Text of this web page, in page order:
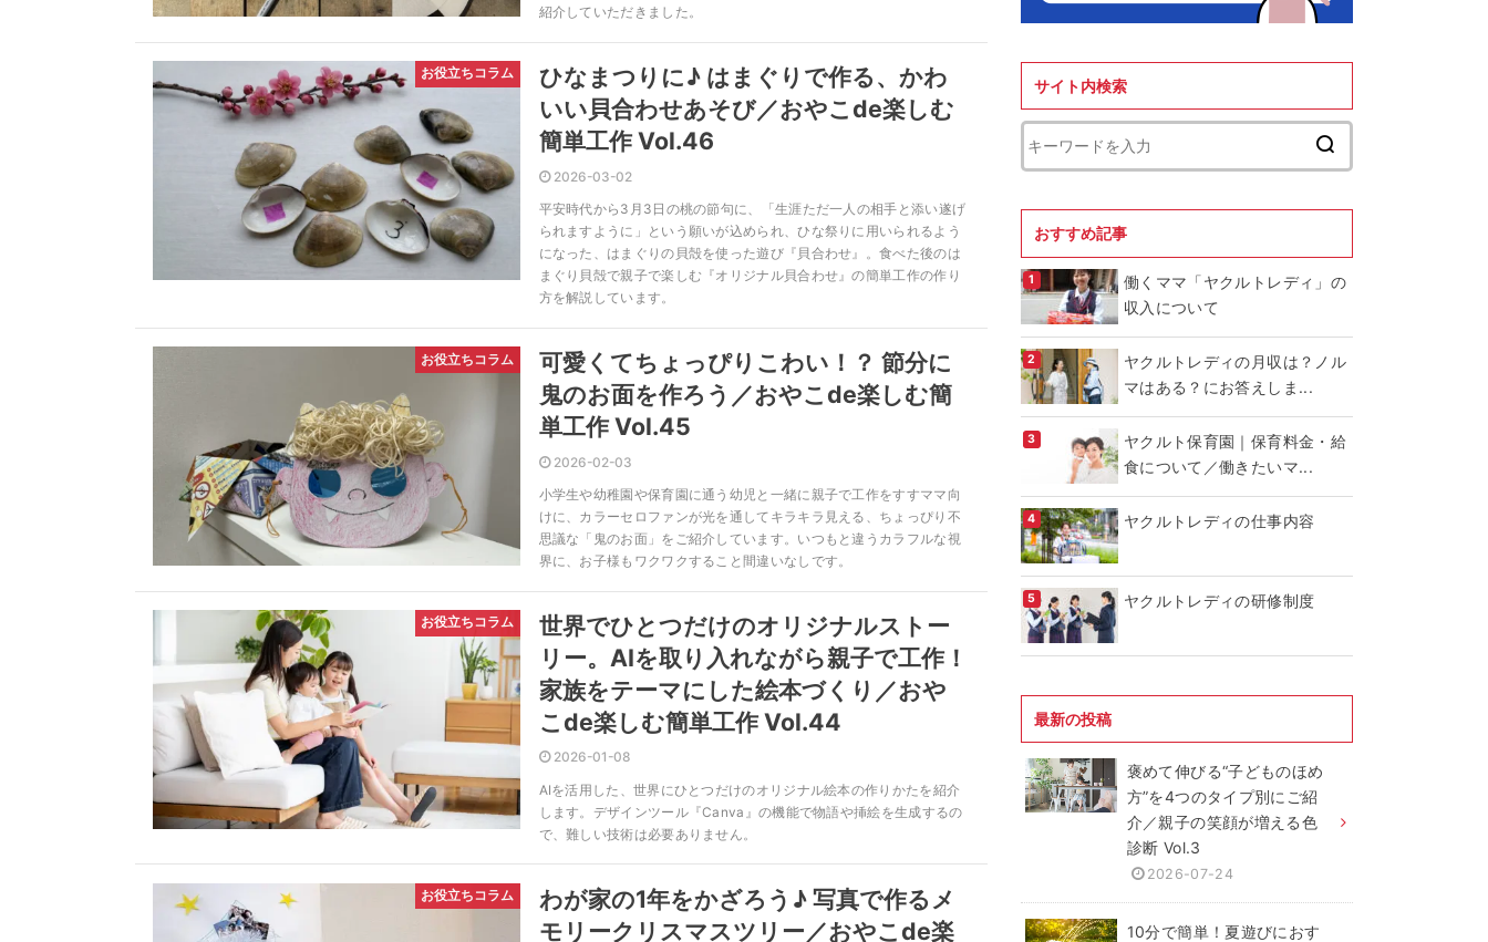
紹介していただきました。
お役立ちコラム
ひなまつりに♪ はまぐりで作る、かわ
いい貝合わせあそび／おやこde楽しむ
簡単工作 Vol.46
2026-03-02
平安時代から3月3日の桃の節句に、「生涯ただ一人の相手と添い遂げ
られますように」という願いが込められ、ひな祭りに用いられるよう
になった、はまぐりの貝殻を使った遊び『貝合わせ』。食べた後のは
まぐり貝殻で親子で楽しむ『オリジナル貝合わせ』の簡単工作の作り
方を解説しています。
お役立ちコラム
可愛くてちょっぴりこわい！？ 節分に
鬼のお面を作ろう／おやこde楽しむ簡
単工作 Vol.45
2026-02-03
小学生や幼稚園や保育園に通う幼児と一緒に親子で工作をすすママ向
けに、カラーセロファンが光を通してキラキラ見える、ちょっぴり不
思議な「鬼のお面」をご紹介しています。いつもと違うカラフルな視
界に、お子様もワクワクすること間違いなしです。
お役立ちコラム
世界でひとつだけのオリジナルストー
リー。AIを取り入れながら親子で工作！
家族をテーマにした絵本づくり／おや
こde楽しむ簡単工作 Vol.44
2026-01-08
AIを活用した、世界にひとつだけのオリジナル絵本の作りかたを紹介
します。デザインツール『Canva』の機能で物語や挿絵を生成するの
で、難しい技術は必要ありません。
お役立ちコラム
わが家の1年をかざろう♪ 写真で作るメ
モリークリスマスツリー／おやこde楽
サイト内検索
おすすめ記事
働くママ「ヤクルトレディ」の
収入について
ヤクルトレディの月収は？ノル
マはある？にお答えしま...
ヤクルト保育園｜保育料金・給
食について／働きたいマ...
ヤクルトレディの仕事内容
ヤクルトレディの研修制度
最新の投稿
褒めて伸びる“子どものほめ
方”を4つのタイプ別にご紹
介／親子の笑顔が増える色
診断 Vol.3
2026-07-24
10分で簡単！夏遊びにおす